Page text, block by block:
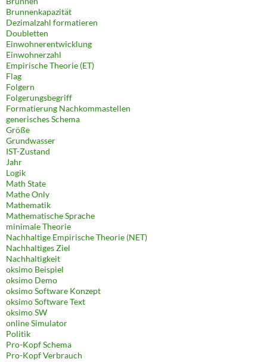
Brunnenkapazität
Dezimalzahl formatieren
Doubletten
Einwohnerentwicklung
Einwohnerzahl
Empirische Theorie (ET)
Flag
Folgern
Folgerungsbegriff
Formatierung Nachkommastellen
generisches Schema
Größe
Grundwasser
IST-Zustand
Jahr
Logik
Math State
Mathe Only
Mathematik
Mathematische Sprache
minimale Theorie
Nachhaltige Empirische Theorie (NET)
Nachhaltiges Ziel
Nachhaltigkeit
oksimo Beispiel
oksimo Demo
oksimo Software Konzept
oksimo Software Text
oksimo SW
online Simulator
Politik
Pro-Kopf Schema
Pro-Kopf Verbrauch